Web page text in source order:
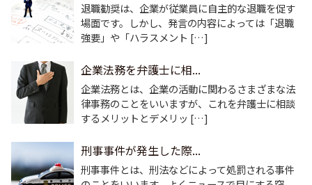
退職勧奨は、企業が従業員に自主的な退職を促す
場面です。しかし、発言の内容によっては「退職
強要」や「ハラスメント […]
企業法務を弁護士に相...
企業法務とは、企業の活動に関わるさまざまな法
律事務のことをいいますが、これを弁護士に相談
するメリットとデメリッ […]
刑事事件が発生した際...
刑事事件とは、刑法などによって処罰される事件